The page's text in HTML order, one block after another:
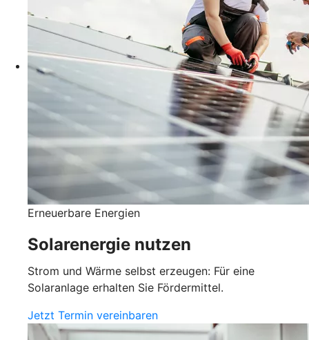
Erneuerbare Energien
Solarenergie nutzen
Strom und Wärme selbst erzeugen: Für eine
Solaranlage erhalten Sie Fördermittel.
Jetzt Termin vereinbaren